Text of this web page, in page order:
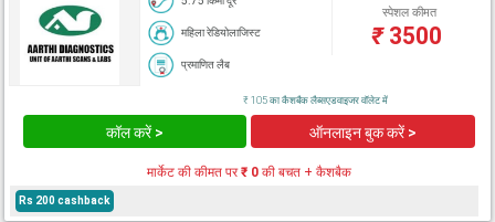
महिला रेडियोलाजिस्ट
प्रमाणित लैब
स्पेशल कीमत
₹3500
₹ 105 का कैशबैक लैब्सएडवाइजर वॉलेट में
कॉल करें > ऑनलाइन बुक करें >
मार्केट की कीमत पर₹ 0की बचत + कैशबैक
Rs 200 cashback